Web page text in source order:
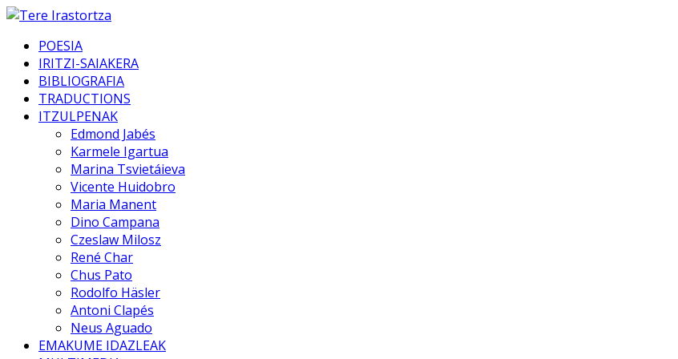
POESIA
IRITZI-SAIAKERA
BIBLIOGRAFIA
TRADUCTIONS
ITZULPENAK
Edmond Jabés
Karmele Igartua
Marina Tsvietáieva
Vicente Huidobro
Maria Manent
Dino Campana
Czeslaw Milosz
René Char
Chus Pato
Rodolfo Häsler
Antoni Clapés
Neus Aguado
EMAKUME IDAZLEAK